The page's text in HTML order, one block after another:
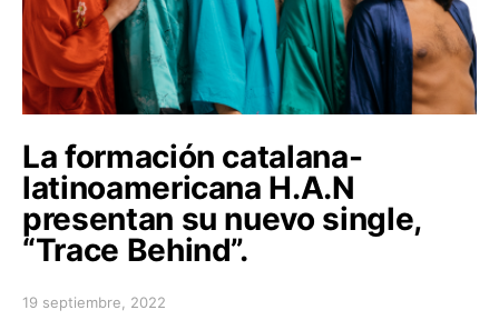
La formación catalana-
latinoamericana H.A.N
presentan su nuevo single,
“Trace Behind”.
Posted on
19 septiembre, 2022